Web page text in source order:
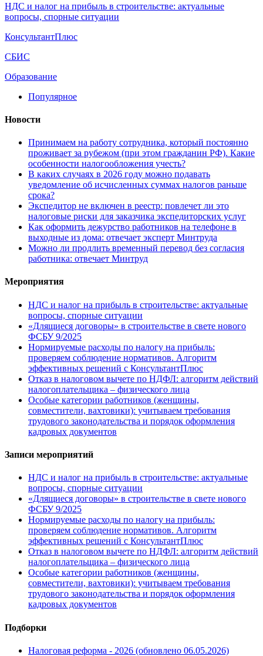
НДС и налог на прибыль в строительстве: актуальные
вопросы, спорные ситуации
КонсультантПлюс
СБИС
Образование
Популярное
Новости
Принимаем на работу сотрудника, который постоянно
проживает за рубежом (при этом гражданин РФ). Какие
особенности налогообложения учесть?
В каких случаях в 2026 году можно подавать
уведомление об исчисленных суммах налогов раньше
срока?
Экспедитор не включен в реестр: повлечет ли это
налоговые риски для заказчика экспедиторских услуг
Как оформить дежурство работников на телефоне в
выходные из дома: отвечает эксперт Минтруда
Можно ли продлить временный перевод без согласия
работника: отвечает Минтруд
Мероприятия
НДС и налог на прибыль в строительстве: актуальные
вопросы, спорные ситуации
«Длящиеся договоры» в строительстве в свете нового
ФСБУ 9/2025
Нормируемые расходы по налогу на прибыль:
проверяем соблюдение нормативов. Алгоритм
эффективных решений с КонсультантПлюс
Отказ в налоговом вычете по НДФЛ: алгоритм действий
налогоплательщика – физического лица
Особые категории работников (женщины,
совместители, вахтовики): учитываем требования
трудового законодательства и порядок оформления
кадровых документов
Записи мероприятий
НДС и налог на прибыль в строительстве: актуальные
вопросы, спорные ситуации
«Длящиеся договоры» в строительстве в свете нового
ФСБУ 9/2025
Нормируемые расходы по налогу на прибыль:
проверяем соблюдение нормативов. Алгоритм
эффективных решений с КонсультантПлюс
Отказ в налоговом вычете по НДФЛ: алгоритм действий
налогоплательщика – физического лица
Особые категории работников (женщины,
совместители, вахтовики): учитываем требования
трудового законодательства и порядок оформления
кадровых документов
Подборки
Налоговая реформа - 2026 (обновлено 06.05.2026)